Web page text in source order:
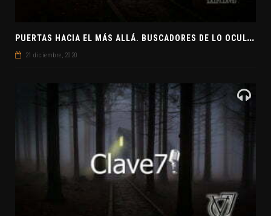
P
UERTAS HACIA EL MÁS ALLÁ. BUSCADORES DE LO OCULTO. EL PENSAMIENTO ABSTRACTO. EVANGELIOS APÓCRIFOS
21 diciembre, 2020